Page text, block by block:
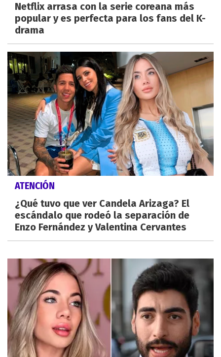
Netflix arrasa con la serie coreana más
popular y es perfecta para los fans del K-
drama
ATENCIÓN
¿Qué tuvo que ver Candela Arizaga? El
escándalo que rodeó la separación de
Enzo Fernández y Valentina Cervantes